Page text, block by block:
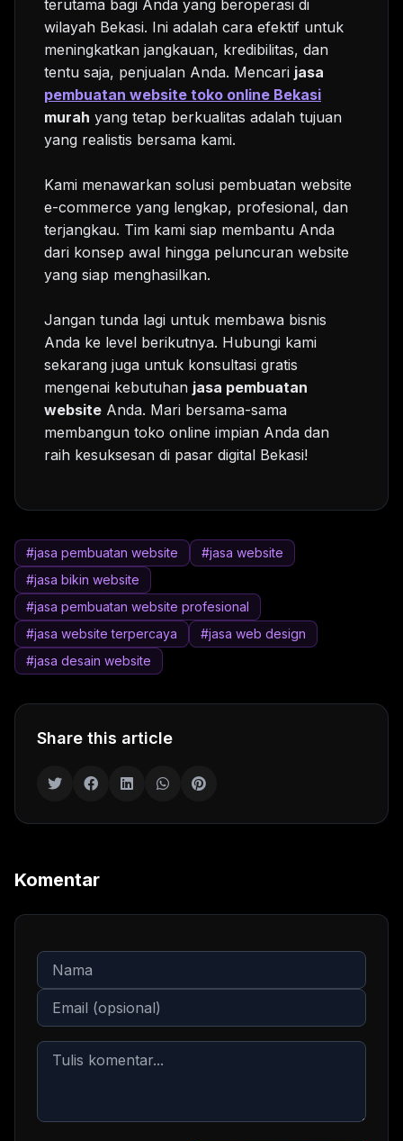
terutama bagi Anda yang beroperasi di
wilayah Bekasi. Ini adalah cara efektif untuk
meningkatkan jangkauan, kredibilitas, dan
tentu saja, penjualan Anda. Mencari jasa
pembuatan website toko online Bekasi
murah yang tetap berkualitas adalah tujuan
yang realistis bersama kami.
Kami menawarkan solusi pembuatan website
e-commerce yang lengkap, profesional, dan
terjangkau. Tim kami siap membantu Anda
dari konsep awal hingga peluncuran website
yang siap menghasilkan.
Jangan tunda lagi untuk membawa bisnis
Anda ke level berikutnya. Hubungi kami
sekarang juga untuk konsultasi gratis
mengenai kebutuhan jasa pembuatan
website Anda. Mari bersama-sama
membangun toko online impian Anda dan
raih kesuksesan di pasar digital Bekasi!
#jasa pembuatan website
#jasa website
#jasa bikin website
#jasa pembuatan website profesional
#jasa website terpercaya
#jasa web design
#jasa desain website
Share this article
Komentar